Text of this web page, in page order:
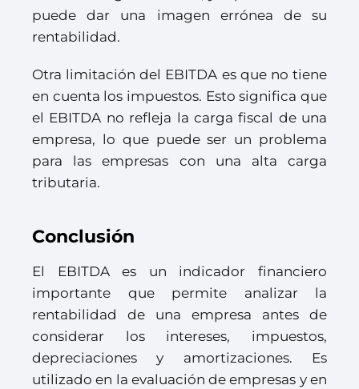
puede dar una imagen errónea de su
rentabilidad.
Otra limitación del EBITDA es que no tiene
en cuenta los impuestos. Esto significa que
el EBITDA no refleja la carga fiscal de una
empresa, lo que puede ser un problema
para las empresas con una alta carga
tributaria.
Conclusión
El EBITDA es un indicador financiero
importante que permite analizar la
rentabilidad de una empresa antes de
considerar los intereses, impuestos,
depreciaciones y amortizaciones. Es
utilizado en la evaluación de empresas y en